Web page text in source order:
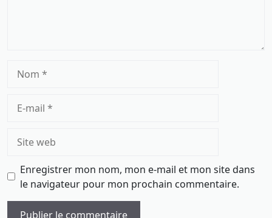
mail
web
Enregistrer mon nom, mon e-mail et mon site dans
le navigateur pour mon prochain commentaire.